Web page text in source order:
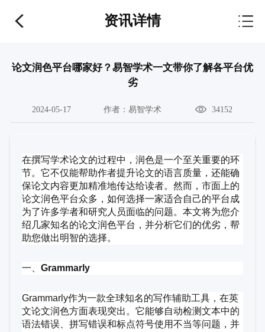
资讯详情
论文润色平台哪家好？易智学术一文带你了解各平台优
劣
2024-05-17 作者： 易智学术 34152
在撰写学术论文的过程中，润色是一个至关重要的环
节。它不仅能帮助作者提升论文的语言质量，还能确
保论文内容更加精准地传达给读者。然而，市面上的
论文润色平台众多，如何选择一家适合自己的平台成
为了许多学者和研究人员面临的问题。本文将为您介
绍几家知名的论文润色平台，并分析它们的优劣，帮
助您做出明智的选择。
一、 Grammarly
Grammarly作为一款全球知名的写作辅助工具，在英
文论文润色方面表现突出。它能够自动检测文本中的
语法错误、拼写错误和标点符号使用不当等问题，并